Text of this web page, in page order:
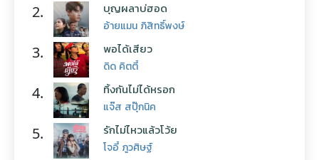
2. บุญผลาบ่ฮอด
อ้ายแมน ภิสิทธิ์พงษ์
3. พอได้เสียว
ดิด คิตตี้
4. ทิ้งกันไม่ได้หรอก
แจ๊ส สปุ๊กนิค
5. รักไม่ไหวแล้วโว้ย
โจอี้ ภูวศิษฐ์